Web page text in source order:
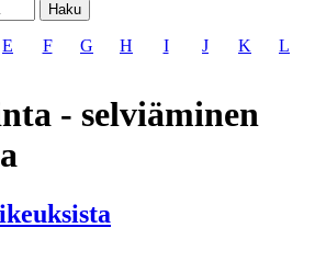
Haku
E F G H I J K L
- selviäminen